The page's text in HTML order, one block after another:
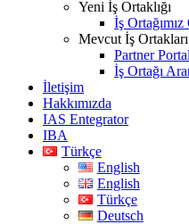
Yeni İş Ortaklığı
İş
Mevcut İş Ortakları
Partner
İş Ortağı
İletişim
Hakkımızda
IAS Entegrator
IBA
Türkçe
English
English
Türkçe
Deutsch